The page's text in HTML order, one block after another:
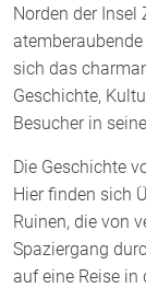
Norden der Insel
sich das
Geschichte,
Besucher in
Die Geschichte
Hier finden sich
Ruinen, die von
Spaziergang
auf eine Reise